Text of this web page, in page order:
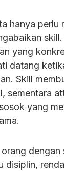
hanya perlu
yang
datang
Skill
sementara
yang
dengan
disiplin,